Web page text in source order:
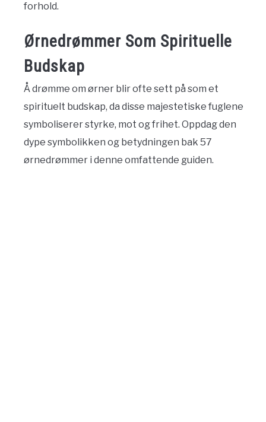
forhold.
Ørnedrømmer Som Spirituelle
Budskap
Å drømme om ørner blir ofte sett på som et
spirituelt budskap, da disse majestetiske fuglene
symboliserer styrke, mot og frihet. Oppdag den
dype symbolikken og betydningen bak 57
ørnedrømmer i denne omfattende guiden.